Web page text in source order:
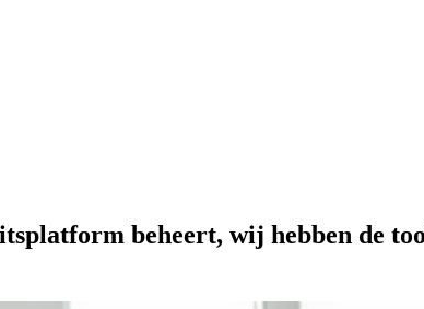
beheert, wij hebben de